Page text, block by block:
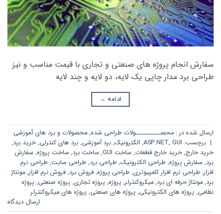
سفارش انجام پروژه های صنعتی و تجاری با قیمت مناسب و نیز
طراحی برد مدار چاپی یک لایه، دو لایه و چند لایه
ادامه →
ارسال شده در : محصــــــــــولات طراحی شده, محصولات و برد های آموزشی
| برچسب: ASP.NET, GUI
, الکترونیک, برد آموزشی, برد های کنترلی, خرید برد,
خرید خارج, خرید خارج قطعات, ساخت GUI , ساخت برد, ساخت پروژه, سفارش
برد, سفارش پروژه, طراحی الکترونیک, طراحی برد, طراحی سایت, طراحی نرم
افزار, طراحی نرم افزار کامپیوتری, طراحی پروژه, فروش برد, فروش نرم افزار, مونتاژ
برد, مونتاژ حرفه ای برد, میکروکنترلر, پروژه, پروژه تجاری, پروژه صنعتی, پروژه
نظامی, پروژه های الکترونیکی, پروژه های صنعتی, پروژه های میکروکنترلر
ارسال دیدگاه